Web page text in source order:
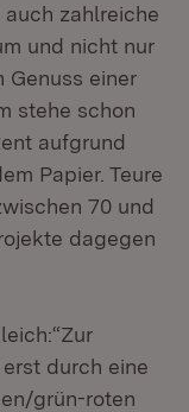
zahlreiche
und nicht nur
Genuss einer
stehe schon
aufgrund
Papier. Teure
70 und
dagegen
durch eine
grün-roten